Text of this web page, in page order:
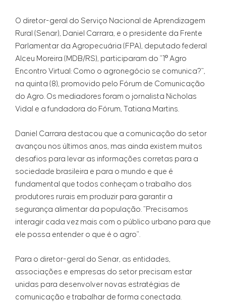
O diretor-geral do Serviço Nacional de Aprendizagem
Rural (Senar), Daniel Carrara, e o presidente da Frente
Parlamentar da Agropecuária (FPA), deputado federal
Alceu Moreira (MDB/RS), participaram do "1º Agro
Encontro Virtual: Como o agronegócio se comunica?",
na quinta (8), promovido pelo Fórum de Comunicação
do Agro. Os mediadores foram o jornalista Nicholas
Vidal e a fundadora do Fórum, Tatiana Martins.
Daniel Carrara destacou que a comunicação do setor
avançou nos últimos anos, mas ainda existem muitos
desafios para levar as informações corretas para a
sociedade brasileira e para o mundo e que é
fundamental que todos conheçam o trabalho dos
produtores rurais em produzir para garantir a
segurança alimentar da população. “Precisamos
interagir cada vez mais com o público urbano para que
ele possa entender o que é o agro".
Para o diretor-geral do Senar, as entidades,
associações e empresas do setor precisam estar
unidas para desenvolver novas estratégias de
comunicação e trabalhar de forma conectada.